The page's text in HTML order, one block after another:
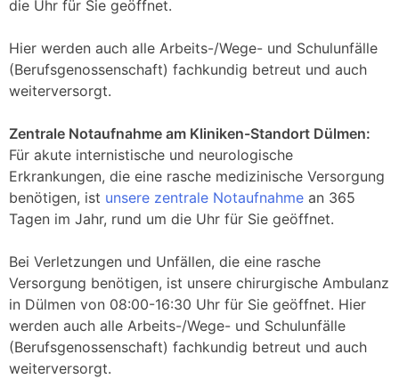
die Uhr für Sie geöffnet.
Hier werden auch alle Arbeits-/Wege- und Schulunfälle
(Berufsgenossenschaft) fachkundig betreut und auch
weiterversorgt.
Zentrale Notaufnahme am Kliniken-Standort Dülmen:
Für akute internistische und neurologische
Erkrankungen, die eine rasche medizinische Versorgung
benötigen, ist unsere zentrale Notaufnahme an 365
Tagen im Jahr, rund um die Uhr für Sie geöffnet.
Bei Verletzungen und Unfällen, die eine rasche
Versorgung benötigen, ist unsere chirurgische Ambulanz
in Dülmen von 08:00-16:30 Uhr für Sie geöffnet. Hier
werden auch alle Arbeits-/Wege- und Schulunfälle
(Berufsgenossenschaft) fachkundig betreut und auch
weiterversorgt.